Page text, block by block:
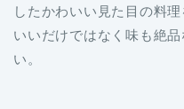
い。